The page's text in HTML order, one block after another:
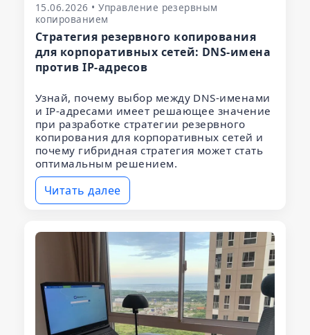
15.06.2026 • Управление резервным
копированием
Стратегия резервного копирования
для корпоративных сетей: DNS-имена
против IP-адресов
Узнай, почему выбор между DNS-именами
и IP-адресами имеет решающее значение
при разработке стратегии резервного
копирования для корпоративных сетей и
почему гибридная стратегия может стать
оптимальным решением.
Читать далее